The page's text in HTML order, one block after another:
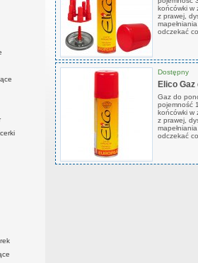
końcówki
z prawej,
odczekać co
Dostępny
Elico
Gaz do
pojemność
końcówki
z prawej,
odczekać